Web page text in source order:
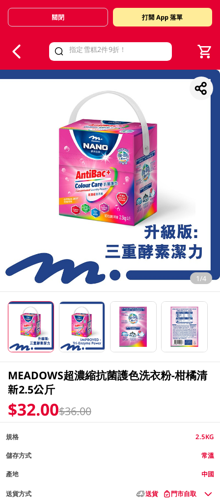
Valid Until 30 June 2026
關閉 打開 App 落單
1/4
MEADOWS超濃縮抗菌護色洗衣粉-柑橘清
新2.5公斤
$32.00$36.00
規格 2.5KG
儲存方式 常溫
產地 中國
送貨方式 送貨 門市自取